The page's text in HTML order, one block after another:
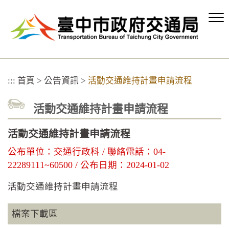
容
::: 首頁 > 公告資訊 > 活動交通維持計畫申請流程
活動交通維持計畫申請流程
活動交通維持計畫申請流程
公布單位：交通行政科 / 聯絡電話：04-
22289111~60500 / 公布日期：2024-01-02
活動交通維持計畫申請流程
檔案下載區